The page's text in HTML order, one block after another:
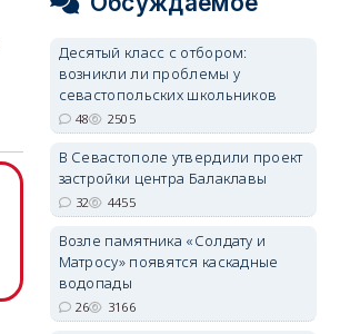
Десятый класс с отбором:
возникли ли проблемы у
севастопольских школьников
48 2505
В Севастополе утвердили проект
застройки центра Балаклавы
32 4455
Возле памятника «Солдату и
Матросу» появятся каскадные
водопады
26 3166